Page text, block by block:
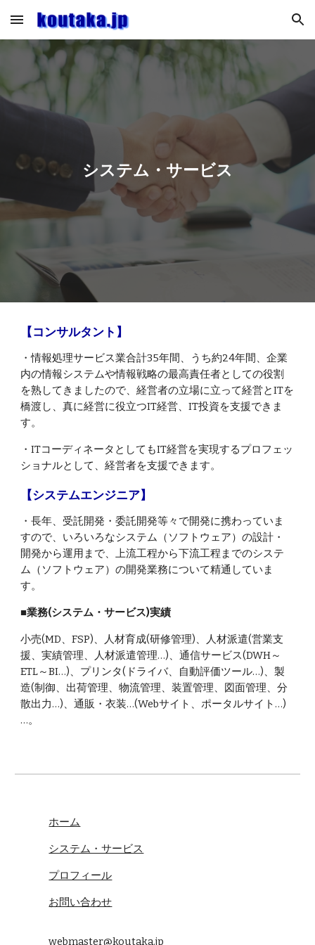
Skip to main content Skip to navigation
システム・サービス
【コンサルタント】
・情報処理サービス業合計35年間、うち約24年間、企業
内の情報システムや情報戦略の最高責任者としての役割
を熟してきましたので、経営者の立場に立って経営とITを
橋渡し、真に経営に役立つIT経営、IT投資を支援できま
す。
・ITコーディネータとしてもIT経営を実現するプロフェッ
ショナルとして、経営者を支援できます。
【システムエンジニア】
・長年、受託開発・委託開発等々で開発に携わっていま
すので、いろいろなシステム（ソフトウェア）の設計・
開発から運用まで、上流工程から下流工程までのシステ
ム（ソフトウェア）の開発業務について精通していま
す。
■業務(システム・サービス)実績
小売(MD、FSP)、人材育成(研修管理)、人材派遣(営業支
援、実績管理、人材派遣管理…)、通信サービス(DWH～
ETL～BI…)、プリンタ(ドライバ、自動評価ツール…)、製
造(制御、出荷管理、物流管理、装置管理、図面管理、分
散出力…)、通販・衣装…(Webサイト、ポータルサイト…)
…。
ホーム
システム・サービス
プロフィール
お問い合わせ
webmaster@koutaka.jp